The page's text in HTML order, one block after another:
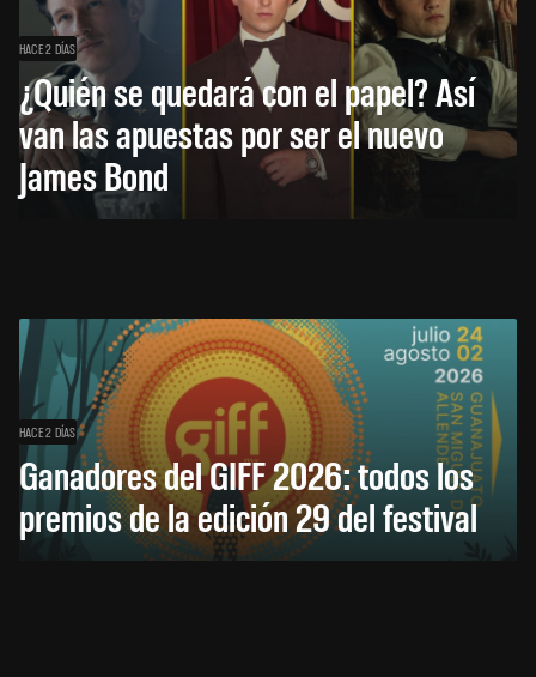
HACE 2 DÍAS
¿Quién se quedará con el papel? Así
van las apuestas por ser el nuevo
James Bond
HACE 2 DÍAS
Ganadores del GIFF 2026: todos los
premios de la edición 29 del festival